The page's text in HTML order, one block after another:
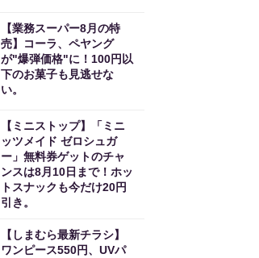
【業務スーパー8月の特
売】コーラ、ペヤング
が"爆弾価格"に！100円以
下のお菓子も見逃せな
い。
【ミニストップ】「ミニ
ッツメイド ゼロシュガ
ー」無料券ゲットのチャ
ンスは8月10日まで！ホッ
トスナックも今だけ20円
引き。
【しまむら最新チラシ】
ワンピース550円、UVパ